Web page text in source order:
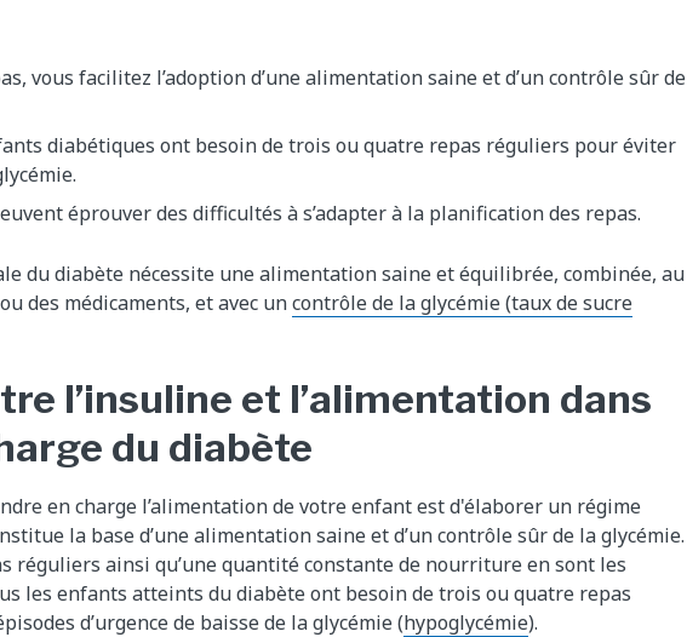
vous facilitez l’adoption d’une alimentation saine et d’un contrôle sûr de
diabétiques ont besoin de trois ou quatre repas réguliers pour éviter
éprouver des difficultés à s’adapter à la planification des repas.
du diabète nécessite une alimentation saine et équilibrée, combinée, au
ou des médicaments, et avec uncontrôle de la glycémie (taux de sucre
l’insuline et l’alimentation dans
du diabète
en charge l’alimentation de votre enfant est d'élaborer un régime
la base d’une alimentation saine et d’un contrôle sûr de la glycémie.
réguliers ainsi qu’une quantité constante de nourriture en sont les
les enfants atteints du diabète ont besoin de trois ou quatre repas
d’urgence de baisse de la glycémie (hypoglycémie).